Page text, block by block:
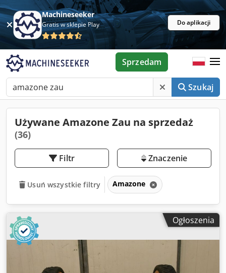
Machineseeker
Gratis w sklepie Play Do aplikacji
Szukaj
Sprzedam
Używane Amazone Zau na sprzedaż
(36)
Filtr Znaczenie
Usuń wszystkie filtry Amazone
Ogłoszenia